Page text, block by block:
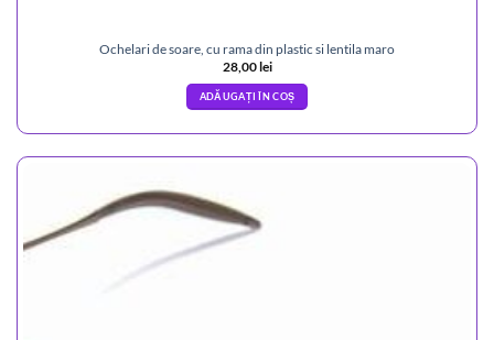
Ochelari de soare, cu rama din plastic si lentila maro
28,00lei
ADĂUGAȚI ÎN COȘ